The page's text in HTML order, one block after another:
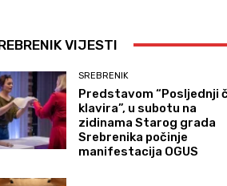
VIJESTI
SREBRENIK
Predstavom “Posljednji
klavira”, u subotu na
zidinama Starog grada
Srebrenika počinje
manifestacija OGUS